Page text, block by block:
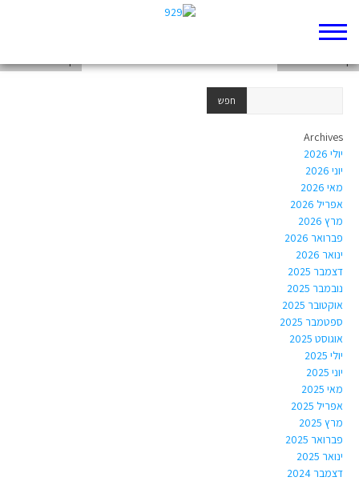
Archives
יולי 2026
יוני 2026
מאי 2026
אפריל 2026
מרץ 2026
פברואר 2026
ינואר 2026
דצמבר 2025
נובמבר 2025
אוקטובר 2025
ספטמבר 2025
אוגוסט 2025
יולי 2025
יוני 2025
מאי 2025
אפריל 2025
מרץ 2025
פברואר 2025
ינואר 2025
דצמבר 2024